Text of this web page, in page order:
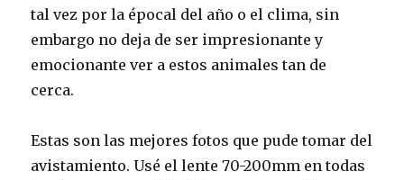
tal vez por la épocal del año o el clima, sin
embargo no deja de ser impresionante y
emocionante ver a estos animales tan de
cerca.
Estas son las mejores fotos que pude tomar del
avistamiento. Usé el lente 70-200mm en todas